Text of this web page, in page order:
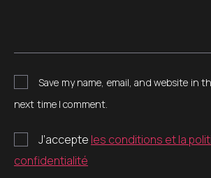
Save my name, email, and website in
next time I comment.
J’accepte les conditions et la
confidentialité